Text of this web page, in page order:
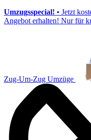
Umzugsspecial! • Jetzt
Angebot erhalten! Nur für
Zug-Um-Zug Umzüge